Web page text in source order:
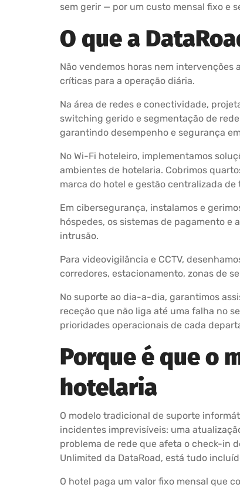
sem gerir — por um custo mensal fixo e
O que a
Não vendemos horas nem
críticas para a operação diária.
Na área de redes e conectividade,
switching gerido e segmentação de
garantindo desempenho e segurança
No Wi-Fi hoteleiro, implementamos
ambientes de hotelaria. Cobrimos
marca do hotel e gestão centralizada de
Em cibersegurança, instalamos e
hóspedes, os sistemas de pagamento
intrusão.
Para videovigilância e CCTV,
corredores, estacionamento, zonas de
No suporte ao dia-a-dia, garantimos
receção que não liga até uma falha no
prioridades operacionais de cada
Porque é que o
hotelaria
O modelo tradicional de suporte
incidentes imprevisíveis: uma
problema de rede que afeta o check-in
Unlimited da DataRoad, está tudo
O hotel paga um valor fixo mensal que